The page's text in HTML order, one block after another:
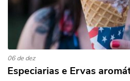
06 de dez
Especiarias e Ervas